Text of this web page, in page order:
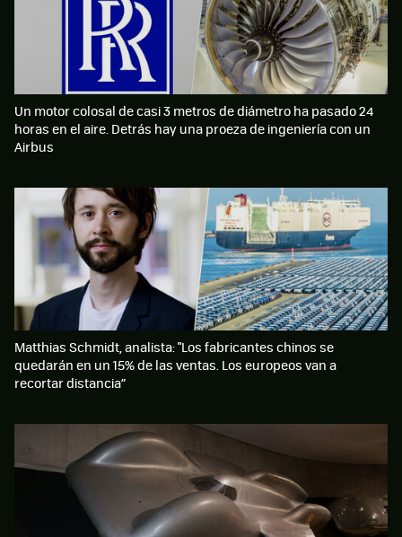
Un motor colosal de casi 3 metros de diámetro ha pasado 24
horas en el aire. Detrás hay una proeza de ingeniería con un
Airbus
Matthias Schmidt, analista: "Los fabricantes chinos se
quedarán en un 15% de las ventas. Los europeos van a
recortar distancia”